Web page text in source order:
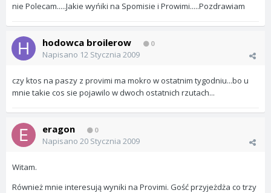
nie Polecam.....Jakie wyńiki na Spomisie i Prowimi.....Pozdrawiam
hodowca broilerow 0
Napisano 12 Stycznia 2009
czy ktos na paszy z provimi ma mokro w ostatnim tygodniu...bo u
mnie takie cos sie pojawilo w dwoch ostatnich rzutach...
eragon 0
Napisano 20 Stycznia 2009
Witam.
Również mnie interesują wyniki na Provimi. Gość przyjeżdża co trzy